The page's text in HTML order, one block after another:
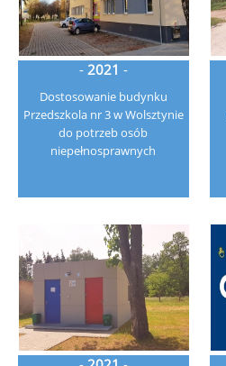
- 2021 -
Dostosowanie budynku
Przedszkola nr 3 w Wolsztynie
do potrzeb osób
niepełnosprawnych